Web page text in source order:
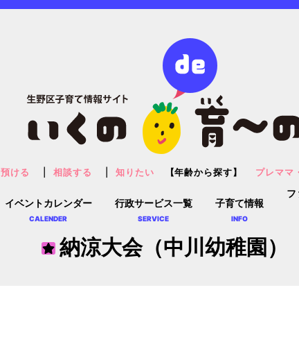
イベントカレンダー
CALENDER
行政サービス一覧
SERVICE
子育て情報
INFO
フ
預ける 相談する 知りたい 【年齢から探す】 プレママ
納涼大会（中川幼稚園）